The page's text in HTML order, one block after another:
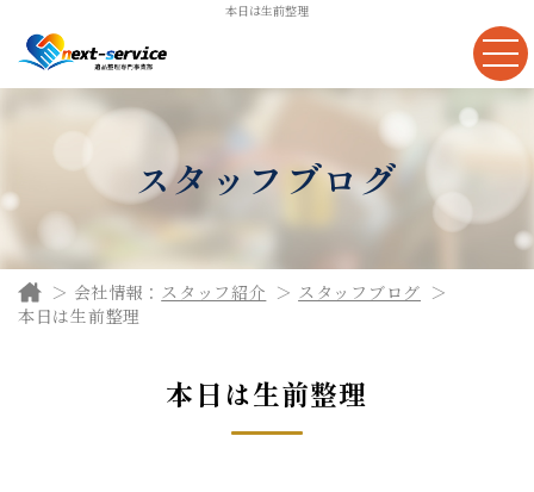
本日は生前整理
スタッフブログ
会社情報： スタッフ紹介
スタッフブログ
本日は生前整理
本日は生前整理